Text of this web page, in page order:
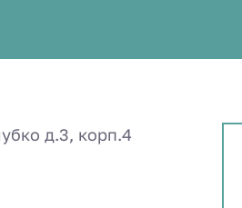
д.3, корп.4